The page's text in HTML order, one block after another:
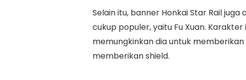
Selain itu, banner Honkai Star Rail
cukup populer, yaitu Fu Xuan.
memungkinkan dia untuk
memberikan shield.